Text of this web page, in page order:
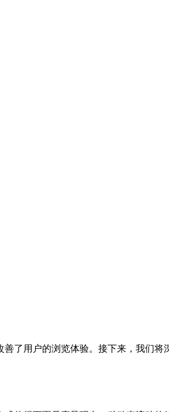
了用户的浏览体验。接下来，我们将